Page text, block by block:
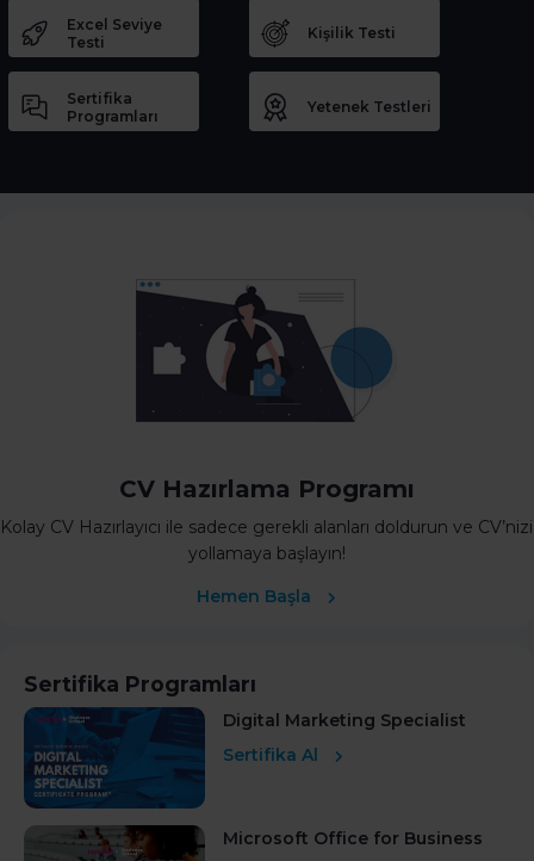
Excel Seviye
Testi
Kişilik Testi
Sertifika
Programları
Yetenek Testleri
CV Hazırlama Programı
Kolay CV Hazırlayıcı ile sadece gerekli alanları doldurun ve CV’nizi
yollamaya başlayın!
Hemen Başla
Sertifika Programları
Digital Marketing Specialist
Sertifika Al
Microsoft Office for Business